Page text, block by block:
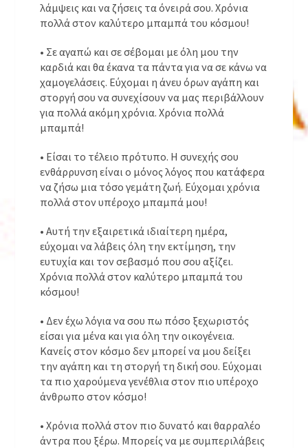
λάμψεις και να ζήσεις τα όνειρά σου. Χρόνια
πολλά στον καλύτερο μπαμπά του κόσμου!
• Σε αγαπώ και σε σέβομαι με όλη μου την
καρδιά και θα έκανα τα πάντα για να σε κάνω να
χαμογελάσεις. Εύχομαι η άνευ όρων αγάπη και
στοργή σου να συνεχίσουν να μας περιβάλλουν
για πολλά ακόμη χρόνια. Χρόνια πολλά
μπαμπά!
• Είσαι το τέλειο πρότυπο. Η συνεχής σου
ενθάρρυνση είναι ο μόνος λόγος που κατάφερα
να ζήσω μια τόσο γεμάτη ζωή. Εύχομαι χρόνια
πολλά στον υπέροχο μπαμπά μου!
• Αυτή την εξαιρετικά ιδιαίτερη ημέρα,
εύχομαι να λάβεις όλη την εκτίμηση, την
ευτυχία και τον σεβασμό που σου αξίζει.
Χρόνια πολλά στον καλύτερο μπαμπά του
κόσμου!
• Δεν έχω λόγια να σου πω πόσο ξεχωριστός
είσαι για μένα και για όλη την οικογένεια.
Κανείς στον κόσμο δεν μπορεί να μου δείξει
την αγάπη και τη στοργή τη δική σου. Εύχομαι
τα πιο χαρούμενα γενέθλια στον πιο υπέροχο
άνθρωπο στον κόσμο!
• Χρόνια πολλά στον πιο δυνατό και θαρραλέο
άντρα που ξέρω. Μπορείς να με συμπεριλάβεις